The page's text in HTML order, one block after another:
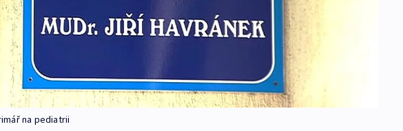
na pediatrii